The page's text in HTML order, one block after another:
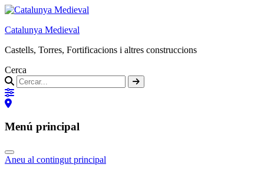
Catalunya Medieval
Castells, Torres, Fortificacions i altres construccions
Cerca
Menú principal
Aneu al contingut principal